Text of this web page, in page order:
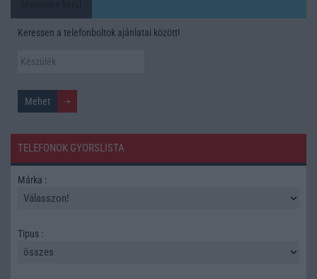
Keressen a telefonboltok ajánlatai között!
TELEFONOK GYORSLISTA
Márka :
Tipus :